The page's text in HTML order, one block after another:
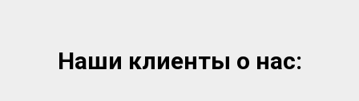
Наши клиенты о нас: